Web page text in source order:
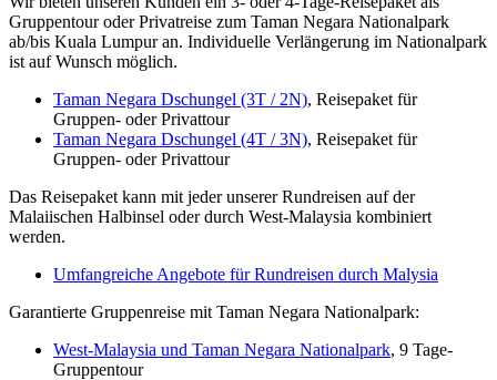
Gruppentour oder Privatreise zum Taman Negara Nationalpark
ab/bis Kuala Lumpur an. Individuelle Verlängerung im Nationalpark
ist auf Wunsch möglich.
Taman Negara Dschungel (3T / 2N), Reisepaket für
Gruppen- oder Privattour
Taman Negara Dschungel (4T / 3N), Reisepaket für
Gruppen- oder Privattour
Das Reisepaket kann mit jeder unserer Rundreisen auf der
Malaiischen Halbinsel oder durch West-Malaysia kombiniert
werden.
Umfangreiche Angebote für Rundreisen durch Malysia
Garantierte Gruppenreise mit Taman Negara Nationalpark:
West-Malaysia und Taman Negara Nationalpark, 9 Tage-
Gruppentour